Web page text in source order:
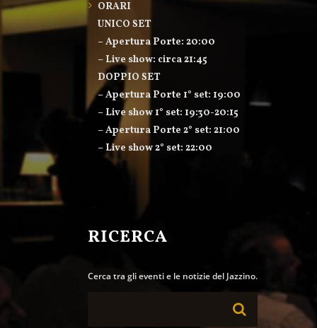
ORARI
UNICO SET
– Apertura Porte: 20:00
– Live show: circa 21:45
DOPPIO SET
– Apertura Porte 1° set: 19:00
– Live show 1° set: 19:30-20:15
– Apertura Porte 2° set: 21:00
– Live show 2° set: 22:00
RICERCA
Cerca tra gli eventi e le notizie del Jazzino.